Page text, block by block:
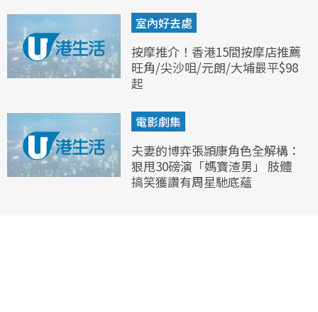
室內好去處
按摩推介！香港15間按摩店推薦
旺角/尖沙咀/元朗/大埔最平$98
起
電影劇集
夫妻的博弈張頴康角色全解構：
狠甩30磅演「媽寶渣男」 肢體
搞笑獲讚有周星馳底蘊